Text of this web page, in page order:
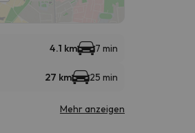
4.1 km 7 min
27 km 25 min
Mehr anzeigen